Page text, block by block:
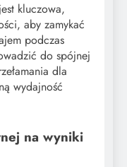
kluczowa,
aby zamykać
podczas
do spójnej
dla
wydajność
na wyniki